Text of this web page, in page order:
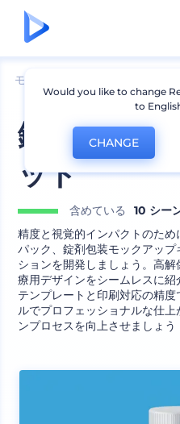
モックアップ
錠剤包装モ
ット
含めている
10 シー
精度と視覚的インパクトのた
パック、錠剤包装モックアッ
ションを開発しましょう。高
療用デザインをシームレスに
テンプレートと印刷対応の精
ルでプロフェッショナルな仕
ンプロセスを向上させましょう
Would you like to change
to
CHANGE